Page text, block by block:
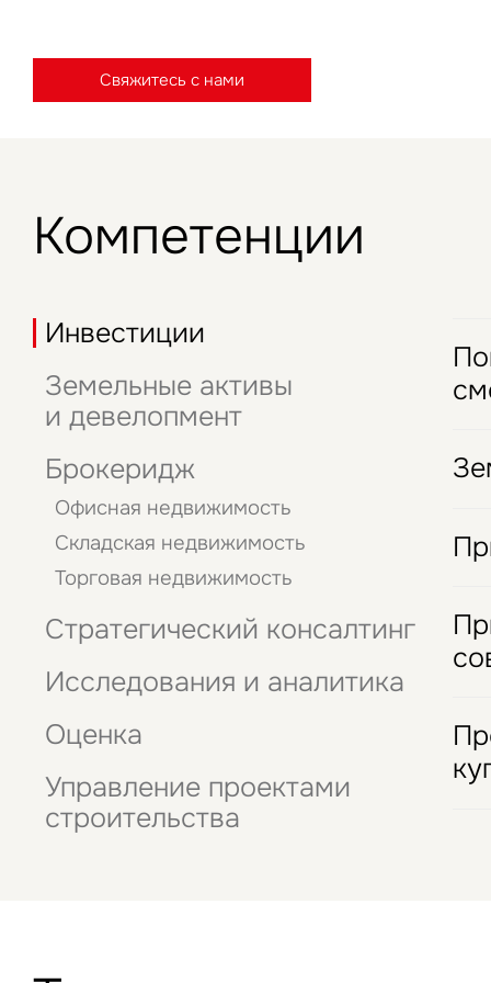
Свяжитесь с нами
Компетенции
Инвестиции
Земельные активы
и девелопмент
Брокеридж
Офисная недвижимость
Складская недвижимость
Торговая недвижимость
Стратегический консалтинг
Исследования и аналитика
Оценка
Управление проектами
строительства